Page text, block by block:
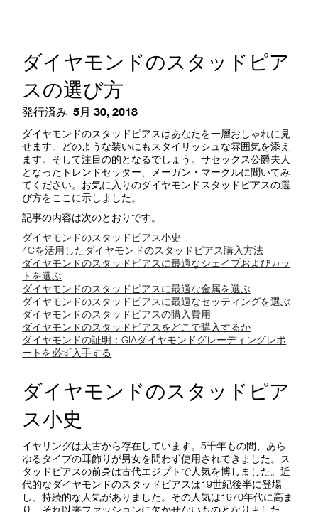
ダイヤモンドのスタッドピア
スの選び方
発行済み 5月 30, 2018
ダイヤモンドのスタッドピアスはあなたを一層おしゃれに見
せます。どのような装いにもスタイリッシュな雰囲気を添え
ます。そして注目の的となるでしょう。サセックス公爵夫人
となったトレンドセッター、メーガン・マークルに聞いてみ
てください。お気に入りのダイヤモンドスタッドピアスの選
び方をここに示しました。
記事の内容は次のとおりです。
ダイヤモンドのスタッドピアス小史
4Cを活用したダイヤモンドのスタッドピアス購入方法
ダイヤモンドのスタッドピアスに最適なシェイプおよびカッ
トを選ぶ
ダイヤモンドのスタッドピアスに最適な金属を選ぶ
ダイヤモンドのスタッドピアスに最適なセッティングを選ぶ
ダイヤモンドのスタッドピアスの購入費用
ダイヤモンドのスタッドピアスをどこで購入するか
ダイヤモンドの証明：GIAダイヤモンドグレーディングレポ
ートを必ず入手する
ダイヤモンドのスタッドピア
ス小史
イヤリングは太古から存在しています。5千年もの間、あら
ゆるタイプの耳飾りが男女を問わず使用されてきました。ス
タッドピアスの前身は古代エジプトで人気を博しました。近
代的なダイヤモンドのスタッドピアスは19世紀後半に登場
し、持続的な人気がありました。その人気は1970年代に高ま
り、それ以来ファッションに欠かせないものとなりました。